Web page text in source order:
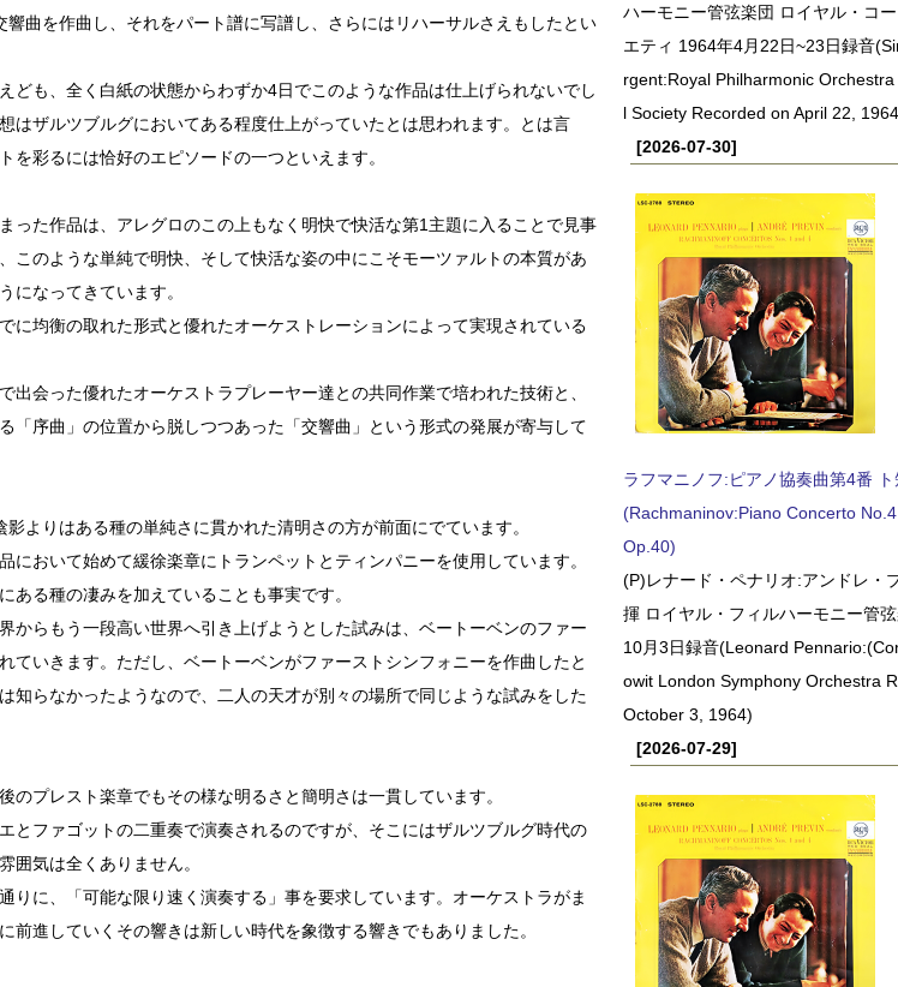
曲を作曲し、それをパート譜に写譜し、さらにはリハーサルさえもしたとい
ども、全く白紙の状態からわずか4日でこのような作品は仕上げられないでし
はザルツブルグにおいてある程度仕上がっていたとは思われます。とは言
を彩るには恰好のエピソードの一つといえます。
った作品は、アレグロのこの上もなく明快で快活な第1主題に入ることで見事
このような単純で明快、そして快活な姿の中にこそモーツァルトの本質があ
になってきています。
に均衡の取れた形式と優れたオーケストレーションによって実現されている
出会った優れたオーケストラプレーヤー達との共同作業で培われた技術と、
「序曲」の位置から脱しつつあった「交響曲」という形式の発展が寄与して
よりはある種の単純さに貫かれた清明さの方が前面にでています。
において始めて緩徐楽章にトランペットとティンパニーを使用しています。
ある種の凄みを加えていることも事実です。
からもう一段高い世界へ引き上げようとした試みは、ベートーベンのファー
ていきます。ただし、ベートーベンがファーストシンフォニーを作曲したと
知らなかったようなので、二人の天才が別々の場所で同じような試みをした
のプレスト楽章でもその様な明るさと簡明さは一貫しています。
とファゴットの二重奏で演奏されるのですが、そこにはザルツブルグ時代の
囲気は全くありません。
りに、「可能な限り速く演奏する」事を要求しています。オーケストラがま
前進していくその響きは新しい時代を象徴する響きでもありました。
ハーモニー管弦楽団 ロイヤル・コ
エティ 1964年4月22日~23日録音
rgent:Royal Philharmonic
l Society Recorded on April 22,
[2026-07-30]
ラフマニノフ:ピアノ協奏曲第4番
(Rachmaninov:Piano Concerto
Op.40)
(P)レナード・ペナリオ:アンドレ・
揮 ロイヤル・フィルハーモニー管
10月3日録音(Leonard
owit London Symphony Orchestra
October 3, 1964)
[2026-07-29]